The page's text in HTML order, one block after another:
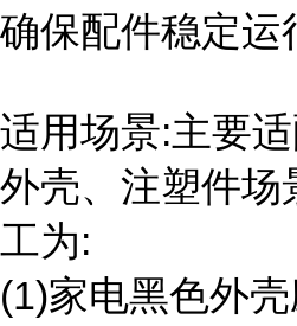
确保配件稳定运
适用场景:主要
外壳、注塑件场
工为:
(1)家电黑色外